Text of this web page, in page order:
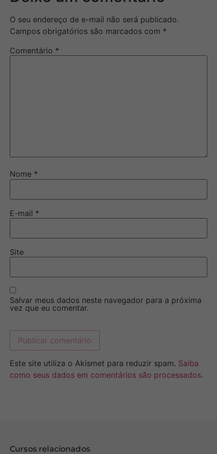
O seu endereço de e-mail não será publicado.
Campos obrigatórios são marcados com *
Comentário *
Nome *
E-mail *
Site
Salvar meus dados neste navegador para a próxima
vez que eu comentar.
Este site utiliza o Akismet para reduzir spam. Saiba
como seus dados em comentários são processados.
Cursos relacionados